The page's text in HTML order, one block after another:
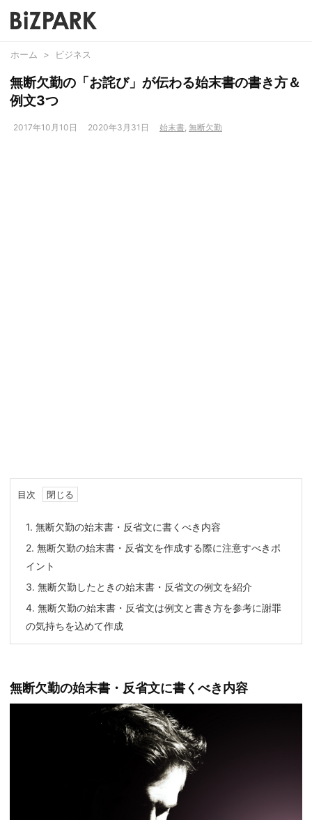
ホーム > ビジネス
無断欠勤の「お詫び」が伝わる始末書の書き方＆
例文3つ
2017年10月10日 2020年3月31日 始末書, 無断欠勤
目次
1. 無断欠勤の始末書・反省文に書くべき内容
2. 無断欠勤の始末書・反省文を作成する際に注意すべきポ
イント
3. 無断欠勤したときの始末書・反省文の例文を紹介
4. 無断欠勤の始末書・反省文は例文と書き方を参考に謝罪
の気持ちを込めて作成
無断欠勤の始末書・反省文に書くべき内容